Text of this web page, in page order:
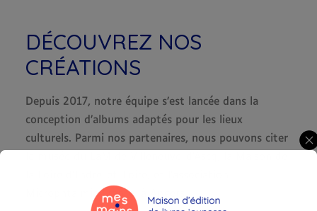
DÉCOUVREZ NOS
CRÉATIONS
Depuis 2017, notre équipe s’est lancée dans la
conception d’albums adaptés pour les lieux
culturels. Parmi nos partenaires, nous pouvons citer
Microphtalmie France, à Angers.